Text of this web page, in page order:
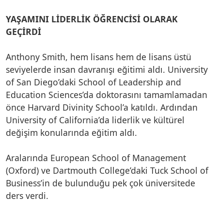
YAŞAMINI LİDERLİK ÖĞRENCİSİ OLARAK
GEÇİRDİ
Anthony Smith, hem lisans hem de lisans üstü
seviyelerde insan davranışı eğitimi aldı. University
of San Diego’daki School of Leadership and
Education Sciences’da doktorasını tamamlamadan
önce Harvard Divinity School’a katıldı. Ardından
University of California’da liderlik ve kültürel
değişim konularında eğitim aldı.
Aralarında European School of Management
(Oxford) ve Dartmouth College’daki Tuck School of
Business’in de bulunduğu pek çok üniversitede
ders verdi.